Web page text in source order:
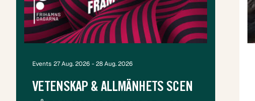
Events 27 Aug. 2026 - 28 Aug. 2026
VETENSKAP & ALLMÄNHETS SCEN